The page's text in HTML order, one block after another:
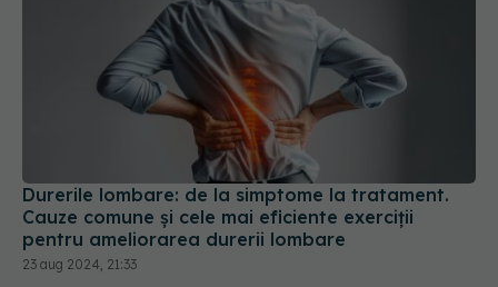
Durerile lombare: de la simptome la tratament.
Cauze comune și cele mai eficiente exerciții
pentru ameliorarea durerii lombare
23 aug 2024, 21:33